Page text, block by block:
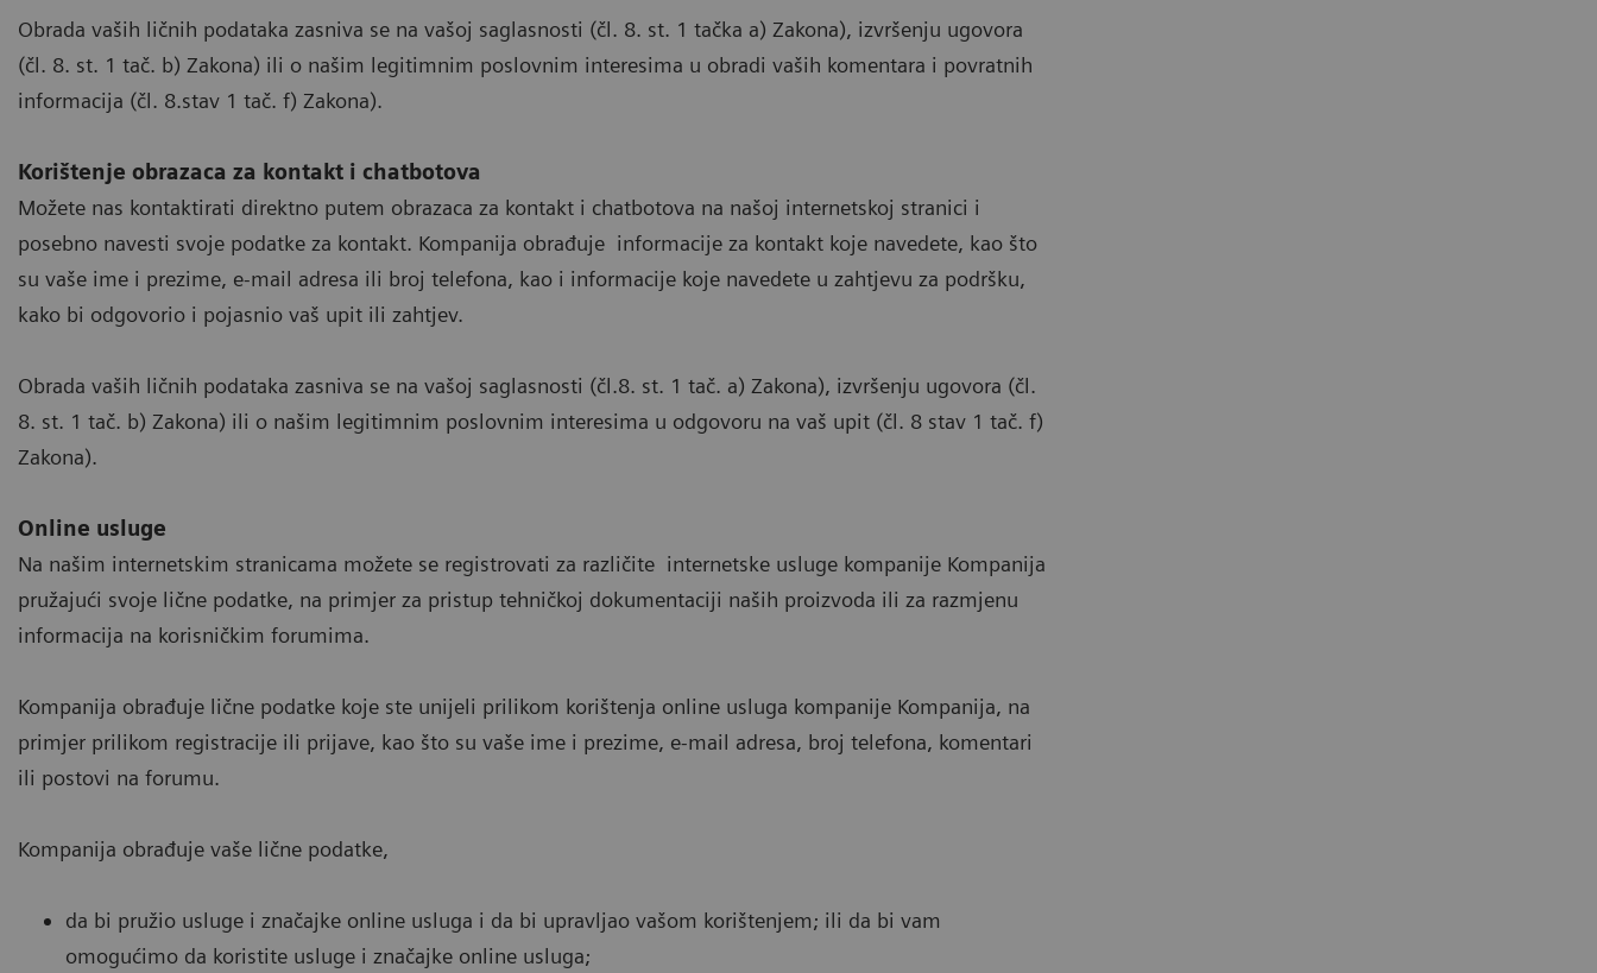
Obrada vaših ličnih podataka zasniva se na vašoj saglasnosti (čl. 8. st. 1 tačka a) Zakona), izvršenju ugovora
(čl. 8. st. 1 tač. b) Zakona) ili o našim legitimnim poslovnim interesima u obradi vaših komentara i povratnih
informacija (čl. 8.stav 1 tač. f) Zakona).
Korištenje obrazaca za kontakt i chatbotova
Možete nas kontaktirati direktno putem obrazaca za kontakt i chatbotova na našoj internetskoj stranici i
posebno navesti svoje podatke za kontakt. Kompanija obrađuje informacije za kontakt koje navedete, kao što
su vaše ime i prezime, e-mail adresa ili broj telefona, kao i informacije koje navedete u zahtjevu za podršku,
kako bi odgovorio i pojasnio vaš upit ili zahtjev.
Obrada vaših ličnih podataka zasniva se na vašoj saglasnosti (čl.8. st. 1 tač. a) Zakona), izvršenju ugovora (čl.
8. st. 1 tač. b) Zakona) ili o našim legitimnim poslovnim interesima u odgovoru na vaš upit (čl. 8 stav 1 tač. f)
Zakona).
Online usluge
Na našim internetskim stranicama možete se registrovati za različite internetske usluge kompanije Kompanija
pružajući svoje lične podatke, na primjer za pristup tehničkoj dokumentaciji naših proizvoda ili za razmjenu
informacija na korisničkim forumima.
Kompanija obrađuje lične podatke koje ste unijeli prilikom korištenja online usluga kompanije Kompanija, na
primjer prilikom registracije ili prijave, kao što su vaše ime i prezime, e-mail adresa, broj telefona, komentari
ili postovi na forumu.
Kompanija obrađuje vaše lične podatke,
da bi pružio usluge i značajke online usluga i da bi upravljao vašom korištenjem; ili da bi vam
omogućimo da koristite usluge i značajke online usluga;